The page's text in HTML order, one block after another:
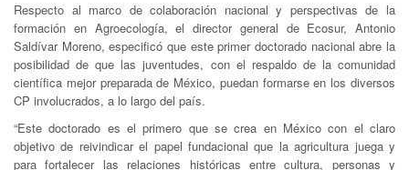
Respecto al marco de colaboración nacional y perspectivas de la
formación en Agroecología, el director general de Ecosur, Antonio
Saldívar Moreno, especificó que este primer doctorado nacional abre la
posibilidad de que las juventudes, con el respaldo de la comunidad
científica mejor preparada de México, puedan formarse en los diversos
CP involucrados, a lo largo del país.
“Este doctorado es el primero que se crea en México con el claro
objetivo de reivindicar el papel fundacional que la agricultura juega y
para fortalecer las relaciones históricas entre cultura, personas y